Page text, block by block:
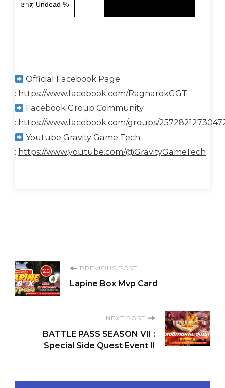
ธาตุ Undead %
Official Facebook Page
: https://www.facebook.com/RagnarokGGT
Facebook Group Community
: https://www.facebook.com/groups/
Youtube Gravity Game Tech
: https://www.youtube.com/@GravityGameTech
Post
Navigation
PREVIOUS POST
Lapine Box Mvp Card
NEXT POST
BATTLE PASS SEASON VII :
Special Side Quest Event II